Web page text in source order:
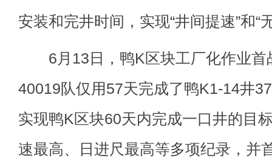
安装和完井时间，实现“井间提速”和“
6月13日，鸭K区块工厂化作业首
40019队仅用57天完成了鸭K1-14井
实现鸭K区块60天内完成一口井的目
速最高、日进尺最高等多项纪录，并